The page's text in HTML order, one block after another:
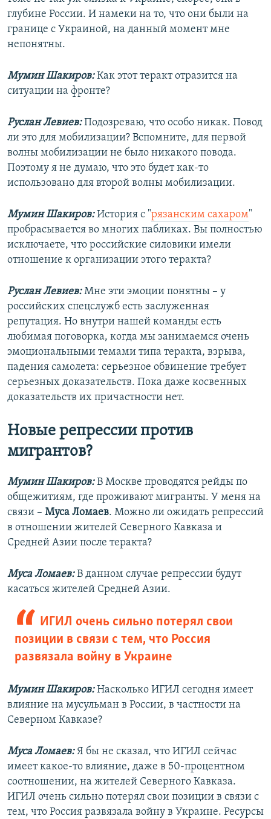
глубине России. И намеки на то, что они были на
границе с Украиной, на данный момент мне
непонятны.
Мумин Шакиров:Как этот теракт отразится на
ситуации на фронте?
Руслан Левиев:Подозреваю, что особо никак. Повод
ли это для мобилизации? Вспомните, для первой
волны мобилизации не было никакого повода.
Поэтому я не думаю, что это будет как-то
использовано для второй волны мобилизации.
Мумин Шакиров:История с "рязанским сахаром"
пробрасывается во многих пабликах. Вы полностью
исключаете, что российские силовики имели
отношение к организации этого теракта?
Руслан Левиев:Мне эти эмоции понятны – у
российских спецслужб есть заслуженная
репутация. Но внутри нашей команды есть
любимая поговорка, когда мы занимаемся очень
эмоциональными темами типа теракта, взрыва,
падения самолета: серьезное обвинение требует
серьезных доказательств. Пока даже косвенных
доказательств их причастности нет.
Новые репрессии против
мигрантов?
Мумин Шакиров:В Москве проводятся рейды по
общежитиям, где проживают мигранты. У меня на
связи – Муса Ломаев. Можно ли ожидать репрессий
в отношении жителей Северного Кавказа и
Средней Азии после теракта?
Муса Ломаев:В данном случае репрессии будут
касаться жителей Средней Азии.
ИГИЛ очень сильно потерял свои
позиции в связи с тем, что Россия
развязала войну в Украине
Мумин Шакиров:Насколько ИГИЛ сегодня имеет
влияние на мусульман в России, в частности на
Северном Кавказе?
Муса Ломаев:Я бы не сказал, что ИГИЛ сейчас
имеет какое-то влияние, даже в 50-процентном
соотношении, на жителей Северного Кавказа.
ИГИЛ очень сильно потерял свои позиции в связи с
тем, что Россия развязала войну в Украине. Ресурсы